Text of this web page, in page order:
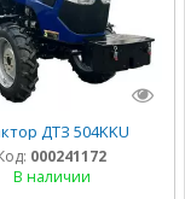
ДТЗ 504KKU
000241172
В наличии